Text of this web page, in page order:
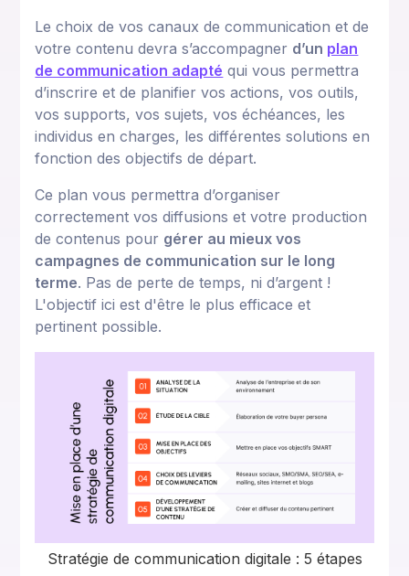
Le choix de vos canaux de communication et de
votre contenu devra s’accompagner d’un plan
de communication adapté qui vous permettra
d’inscrire et de planifier vos actions, vos outils,
vos supports, vos sujets, vos échéances, les
individus en charges, les différentes solutions en
fonction des objectifs de départ.
Ce plan vous permettra d’organiser
correctement vos diffusions et votre production
de contenus pour gérer au mieux vos
campagnes de communication sur le long
terme. Pas de perte de temps, ni d’argent !
L'objectif ici est d'être le plus efficace et
pertinent possible.
Stratégie de communication digitale : 5 étapes